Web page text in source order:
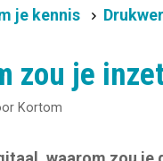
a
o
je kennis
zou je
Kortom